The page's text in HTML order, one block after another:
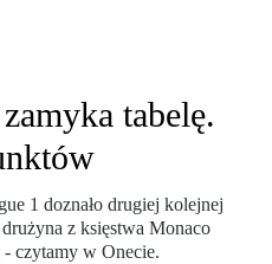
tabelę.
1 doznało drugiej kolejnej
z księstwa Monaco
czytamy w Onecie.